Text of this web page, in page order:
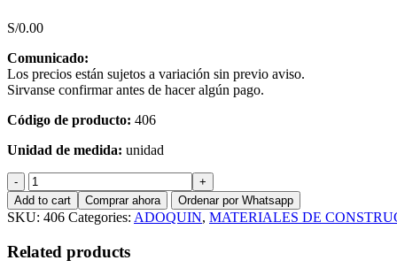
S/0.00
Comunicado:
Los precios están sujetos a variación sin previo aviso.
Sirvanse confirmar antes de hacer algún pago.
Código de producto: 406
Unidad de medida: unidad
ADOQUIN
20
X
10
X
8CMS
Add to cart Comprar ahora Ordenar por Whatsapp
SKU: 406 Categories: ADOQUIN, MATERIALES DE
Related products